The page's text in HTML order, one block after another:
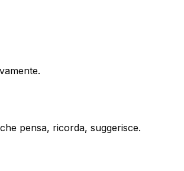
pensa, ricorda, suggerisce.